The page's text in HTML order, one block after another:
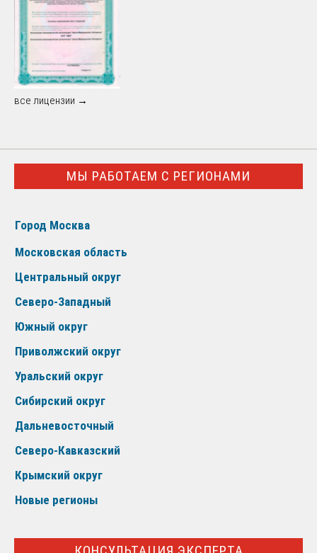
все лицензии →
МЫ РАБОТАЕМ С РЕГИОНАМИ
Город Москва
Московская область
Центральный округ
Северо-Западный
Южный округ
Приволжский округ
Уральский округ
Сибирский округ
Дальневосточный
Северо-Кавказский
Крымский округ
Новые регионы